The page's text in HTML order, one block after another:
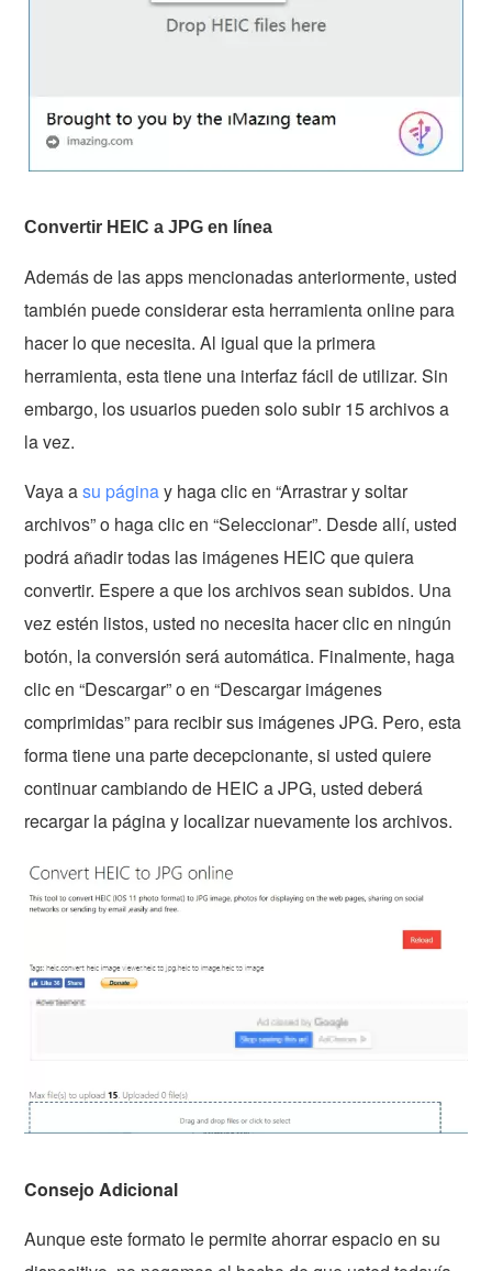
Convertir HEIC a JPG en línea
Además de las apps mencionadas anteriormente, usted
también puede considerar esta herramienta online para
hacer lo que necesita. Al igual que la primera
herramienta, esta tiene una interfaz fácil de utilizar. Sin
embargo, los usuarios pueden solo subir 15 archivos a
la vez.
Vaya asu páginay haga clic en “Arrastrar y soltar
archivos” o haga clic en “Seleccionar”. Desde allí, usted
podrá añadir todas las imágenes HEIC que quiera
convertir. Espere a que los archivos sean subidos. Una
vez estén listos, usted no necesita hacer clic en ningún
botón, la conversión será automática. Finalmente, haga
clic en “Descargar” o en “Descargar imágenes
comprimidas” para recibir sus imágenes JPG. Pero, esta
forma tiene una parte decepcionante, si usted quiere
continuar cambiando de HEIC a JPG, usted deberá
recargar la página y localizar nuevamente los archivos.
Consejo Adicional
Aunque este formato le permite ahorrar espacio en su